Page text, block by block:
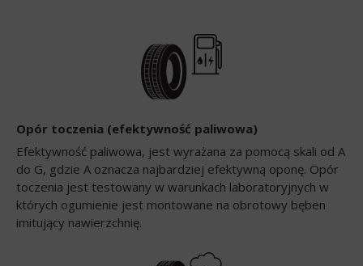
Opór toczenia (efektywność paliwowa)
Efektywność paliwowa, jest wyrażana za pomocą skali od A
do G, gdzie A oznacza najbardziej efektywną oponę. Opór
toczenia jest testowany w warunkach laboratoryjnych w
których ogumienie jest montowane na obrotowy bęben
imitujący nawierzchnię.